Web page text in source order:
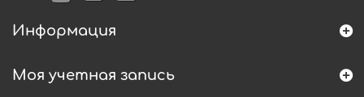
Информация
Моя учетная запись